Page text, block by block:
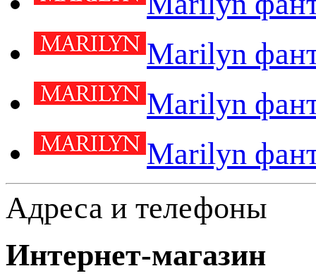
Marilyn
Marilyn
Marilyn
Адреса и телефоны
Интернет-магазин